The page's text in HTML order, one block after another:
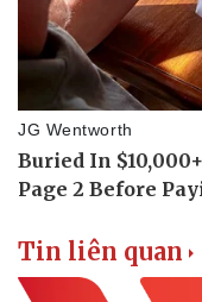
Tin liên quan